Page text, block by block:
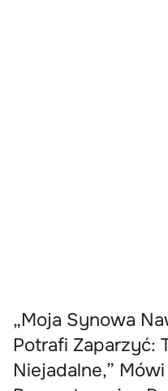
„Moja Synowa
Potrafi Zaparzyć:
Niejadalne,”